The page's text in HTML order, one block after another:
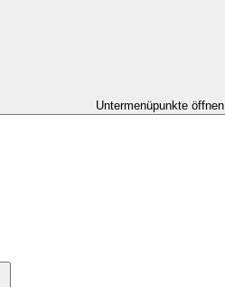
Untermenüpunkte öffnen